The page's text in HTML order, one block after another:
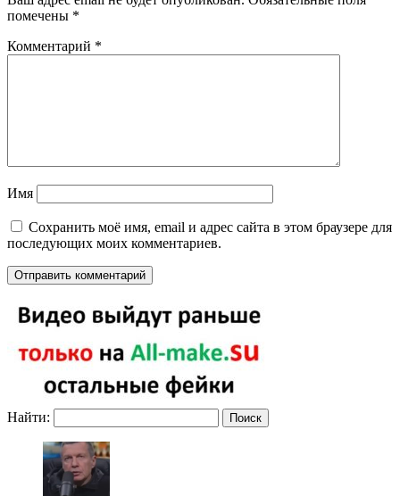
помечены *
Комментарий *
Имя
Сохранить моё имя, email и адрес сайта в этом браузере для
последующих моих комментариев.
Найти: